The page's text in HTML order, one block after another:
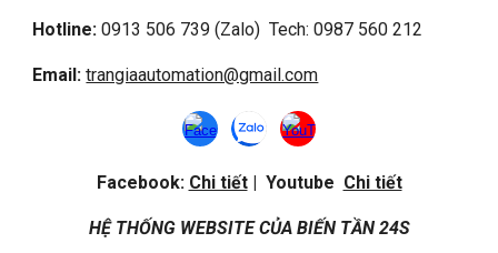
Hotline: 0913 506 739 (Zalo) Tech: 0987 560 212
Email:trangiaautomation@gmail.com
Facebook: Chi tiết| Youtube Chi tiết
HỆ THỐNG WEBSITE CỦA BIẾN TẦN 24S